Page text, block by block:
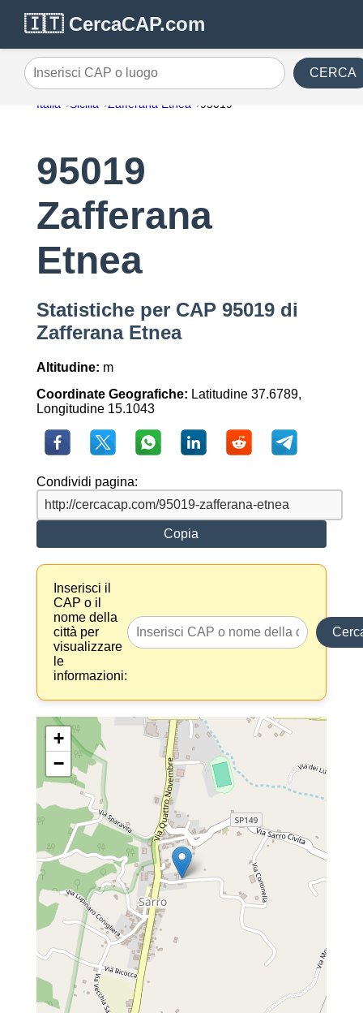
🇮🇹 CercaCAP.com
Inserisci CAP o luogo CERCA
Italia Sicilia Zafferana Etnea 95019
95019
Zafferana
Etnea
Statistiche per CAP 95019 di
Zafferana Etnea
Altitudine: m
Coordinate Geografiche: Latitudine 37.6789,
Longitudine 15.1043
Condividi pagina:
Copia
Inserisci il
CAP o il
nome della
città per
visualizzare
le
informazioni:
+
−